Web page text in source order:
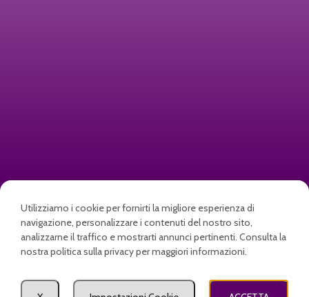
Zerbini personalizzati e
stampati per la tua azienda o
per la tua famiglia, con logo o
Utilizziamo i cookie per fornirti la migliore esperienza di
navigazione, personalizzare i contenuti del nostro sito,
analizzarne il traffico e mostrarti annunci pertinenti. Consulta la
nostra politica sulla privacy per maggiori informazioni.